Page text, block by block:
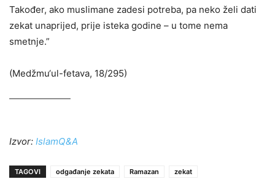
Također, ako muslimane zadesi potreba, pa neko želi dati
zekat unaprijed, prije isteka godine – u tome nema
smetnje.”
(Medžmu‘ul-fetava, 18/295)
Izvor: IslamQ&A
TAGOVI odgađanje zekata Ramazan zekat